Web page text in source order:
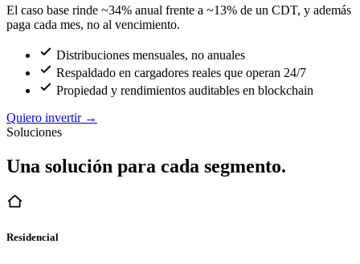
El caso base rinde ~34% anual frente a ~13% de un CDT, y además
paga cada mes, no al vencimiento.
Distribuciones mensuales, no anuales
Respaldado en cargadores reales que operan 24/7
Propiedad y rendimientos auditables en blockchain
Quiero invertir →
Soluciones
Una solución para cada segmento.
Residencial